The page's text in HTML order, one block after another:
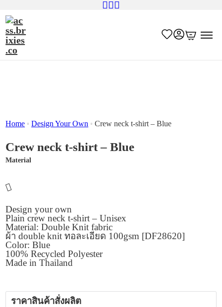
Home Design Your Own Crew neck t-shirt – Blue
Crew neck t-shirt – Blue
Material
Design your own
Plain crew neck t-shirt – Unisex
Material: Double Knit fabric
ผ้า double knit ทอละเอียด 100gsm [DF28620]
Color: Blue
100% Recycled Polyester
Made in Thailand
ราคาสินค้าสั่งผลิต